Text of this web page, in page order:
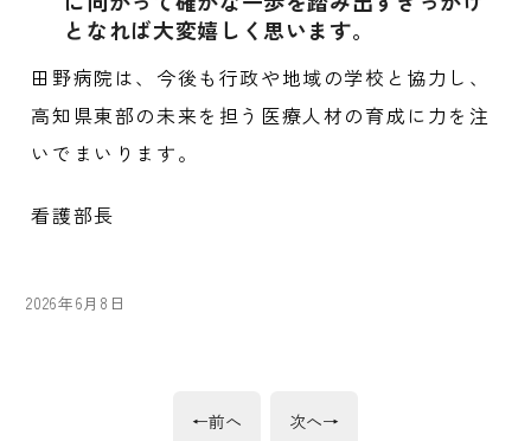
となれば大変嬉しく思います。
田野病院は、今後も行政や地域の学校と協力し、
高知県東部の未来を担う医療人材の育成に力を注
いでまいります。
看護部長
投
2026年6月8日
前
←前へ 次
次へ→